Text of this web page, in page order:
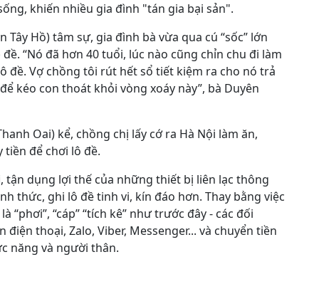
khiến nhiều gia đình "tán gia bại sản".
Hồ) tâm sự, gia đình bà vừa qua cú “sốc” lớn
“Nó đã hơn 40 tuổi, lúc nào cũng chỉn chu đi làm
đề. Vợ chồng tôi rút hết sổ tiết kiệm ra cho nó trả
kéo con thoát khỏi vòng xoáy này”, bà Duyên
Oai) kể, chồng chị lấy cớ ra Hà Nội làm ăn,
để chơi lô đề.
tận dụng lợi thế của những thiết bị liên lạc thông
thức, ghi lô đề tinh vi, kín đáo hơn. Thay bằng việc
“cáp” “tích kê” như trước đây - các đối
thoại, Zalo, Viber, Messenger... và chuyển tiền
năng và người thân.